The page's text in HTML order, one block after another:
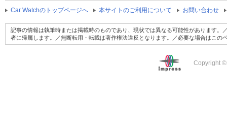
Car Watchのトップページへ 本サイトのご利用について お問い合わせ
記事の情報は執筆時または掲載時のものであり、現状では異なる可能性があります
者に帰属します。／無断転用・転載は著作権法違反となります。／必要な場合はこ
Copyright